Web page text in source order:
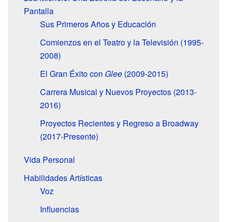
Pantalla
Sus Primeros Años y Educación
Comienzos en el Teatro y la Televisión (1995-
2008)
El Gran Éxito con Glee (2009-2015)
Carrera Musical y Nuevos Proyectos (2013-
2016)
Proyectos Recientes y Regreso a Broadway
(2017-Presente)
Vida Personal
Habilidades Artísticas
Voz
Influencias